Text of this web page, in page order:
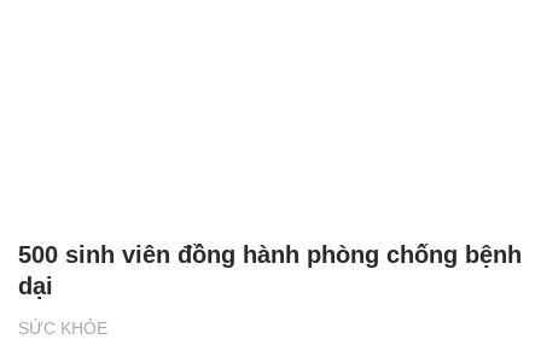
SỨC KHỎE
500 sinh viên đồng hành phòng chống bệnh
dại